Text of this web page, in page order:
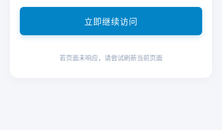
立即继续访问
若页面未响应，请尝试刷新当前页面